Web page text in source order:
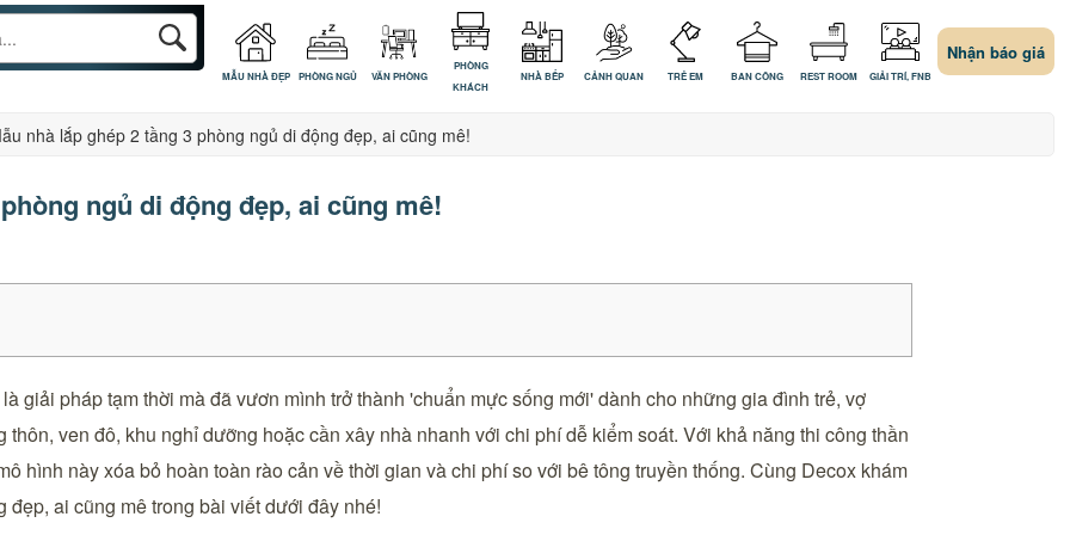
MẪU NHÀ ĐẸP PHÒNG NGỦ VĂN PHÒNG
PHÒNG
KHÁCH
NHÀ BẾP CẢNH QUAN TRẺ EM BAN CÔNG REST ROOM GIẢI TRÍ, FNB
Nhận báo giá
nhà lắp ghép 2 tầng 3 phòng ngủ di động đẹp, ai cũng mê!
ngủ di động đẹp, ai cũng mê!
giải pháp tạm thời mà đã vươn mình trở thành 'chuẩn mực sống mới' dành cho những gia đình trẻ, vợ
ven đô, khu nghỉ dưỡng hoặc cần xây nhà nhanh với chi phí dễ kiểm soát. Với khả năng thi công thần
hình này xóa bỏ hoàn toàn rào cản về thời gian và chi phí so với bê tông truyền thống. Cùng Decox khám
ai cũng mê trong bài viết dưới đây nhé!